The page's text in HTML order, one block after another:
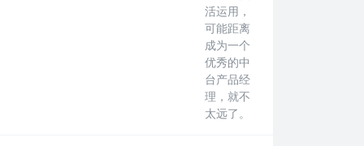
活运用，
可能距离
成为一个
优秀的中
台产品经
理，就不
太远了。